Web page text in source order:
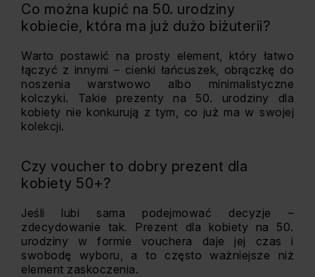
Co można kupić na 50. urodziny
kobiecie, która ma już dużo biżuterii?
Warto postawić na prosty element, który łatwo
łączyć z innymi – cienki łańcuszek, obrączkę do
noszenia warstwowo albo minimalistyczne
kolczyki. Takie prezenty na 50. urodziny dla
kobiety nie konkurują z tym, co już ma w swojej
kolekcji.
Czy voucher to dobry prezent dla
kobiety 50+?
Jeśli lubi sama podejmować decyzje –
zdecydowanie tak. Prezent dla kobiety na 50.
urodziny w formie vouchera daje jej czas i
swobodę wyboru, a to często ważniejsze niż
element zaskoczenia.